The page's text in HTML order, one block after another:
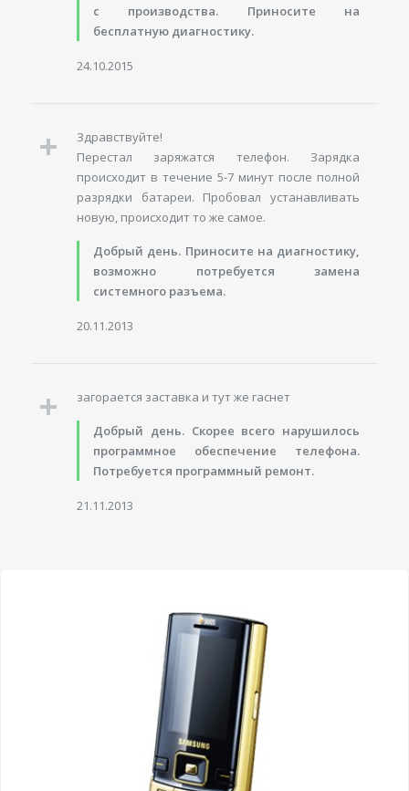
с производства. Приносите на
бесплатную диагностику.
24.10.2015
Здравствуйте!
Перестал заряжатся телефон. Зарядка
происходит в течение 5-7 минут после полной
разрядки батареи. Пробовал устанавливать
новую, происходит то же самое.
Добрый день. Приносите на диагностику,
возможно потребуется замена
системного разъема.
20.11.2013
загорается заставка и тут же гаснет
Добрый день. Скорее всего нарушилось
программное обеспечение телефона.
Потребуется программный ремонт.
21.11.2013